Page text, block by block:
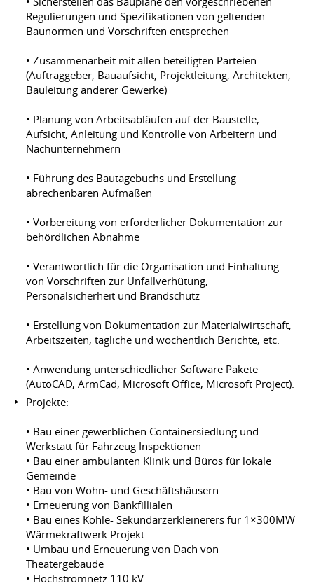
Regulierungen und Spezifikationen von geltenden
Baunormen und Vorschriften entsprechen
• Zusammenarbeit mit allen beteiligten Parteien
(Auftraggeber, Bauaufsicht, Projektleitung, Architekten,
Bauleitung anderer Gewerke)
• Planung von Arbeitsabläufen auf der Baustelle,
Aufsicht, Anleitung und Kontrolle von Arbeitern und
Nachunternehmern
• Führung des Bautagebuchs und Erstellung
abrechenbaren Aufmaßen
• Vorbereitung von erforderlicher Dokumentation zur
behördlichen Abnahme
• Verantwortlich für die Organisation und Einhaltung
von Vorschriften zur Unfallverhütung,
Personalsicherheit und Brandschutz
• Erstellung von Dokumentation zur Materialwirtschaft,
Arbeitszeiten, tägliche und wöchentlich Berichte, etc.
• Anwendung unterschiedlicher Software Pakete
(AutoCAD, ArmCad, Microsoft Office, Microsoft Project).
Projekte:
• Bau einer gewerblichen Containersiedlung und
Werkstatt für Fahrzeug Inspektionen
• Bau einer ambulanten Klinik und Büros für lokale
Gemeinde
• Bau von Wohn- und Geschäftshäusern
• Erneuerung von Bankfillialen
• Bau eines Kohle- Sekundärzerkleinerers für 1×300MW
Wärmekraftwerk Projekt
• Umbau und Erneuerung von Dach von
Theatergebäude
• Hochstromnetz 110 kV